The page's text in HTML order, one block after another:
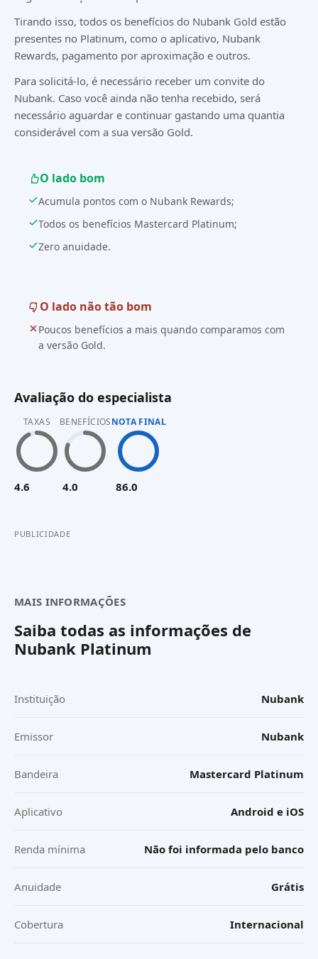
Tirando isso, todos os benefícios do Nubank Gold estão
presentes no Platinum, como o aplicativo, Nubank
Rewards, pagamento por aproximação e outros.
Para solicitá-lo, é necessário receber um convite do
Nubank. Caso você ainda não tenha recebido, será
necessário aguardar e continuar gastando uma quantia
considerável com a sua versão Gold.
O lado bom
Acumula pontos com o Nubank Rewards;
Todos os benefícios Mastercard Platinum;
Zero anuidade.
O lado não tão bom
Poucos benefícios a mais quando comparamos com
a versão Gold.
Avaliação do especialista
TAXAS
4.6
BENEFÍCIOS
4.0
NOTA FINAL
86.0
PUBLICIDADE
MAIS INFORMAÇÕES
Saiba todas as informações de
Nubank Platinum
Instituição Nubank
Emissor Nubank
Bandeira Mastercard Platinum
Aplicativo Android e iOS
Renda mínima Não foi informada pelo banco
Anuidade Grátis
Cobertura Internacional